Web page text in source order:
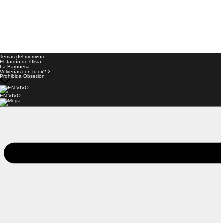
Temas del momento:
El Jardín de Olivia
La Baronesa
Volverías con tu ex? 2
Prohibida Obsesión
EN VIVO